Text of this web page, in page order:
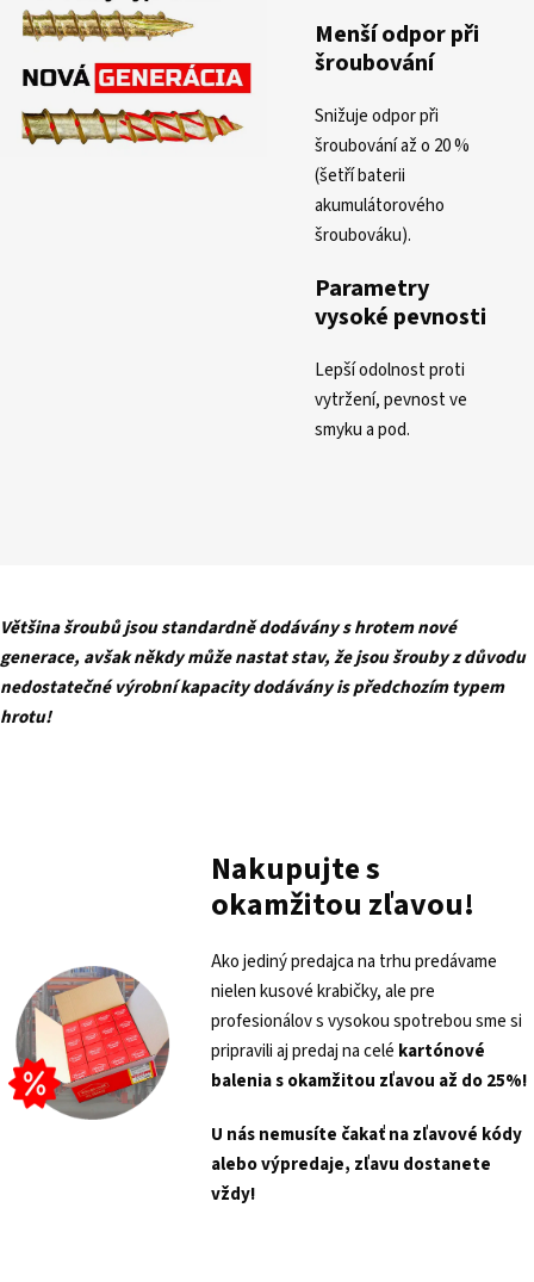
Menší odpor při
šroubování
Snižuje odpor při
šroubování až o 20 %
(šetří baterii
akumulátorového
šroubováku).
Parametry
vysoké pevnosti
Lepší odolnost proti
vytržení, pevnost ve
smyku a pod.
Většina šroubů jsou standardně dodávány s hrotem nové
generace, avšak někdy může nastat stav, že jsou šrouby z důvodu
nedostatečné výrobní kapacity dodávány is předchozím typem
hrotu!
Nakupujte s
okamžitou zľavou!
Ako jediný predajca na trhu predávame
nielen kusové krabičky, ale pre
profesionálov s vysokou spotrebou sme si
pripravili aj predaj na celé kartónové
balenia sokamžitou zľavou až do 25%!
U nás nemusíte čakať na zľavové kódy
alebo výpredaje, zľavu dostanete
vždy!